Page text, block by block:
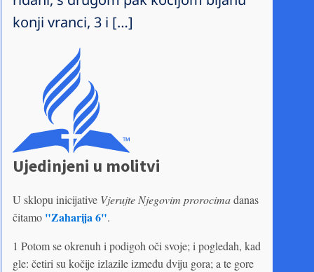
konji vranci, 3 i […]
Ujedinjeni u molitvi
U sklopu inicijative Vjerujte Njegovim prorocimadanas
čitamo "Zaharija 6".
1 Potom se okrenuh i podigoh oči svoje; i pogledah, kad
gle: četiri su kočije izlazile između dviju gora; a te gore